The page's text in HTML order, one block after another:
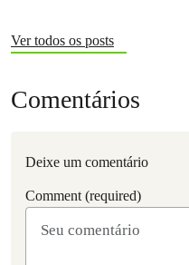
Ver todos os posts
Comentários
Deixe um comentário
Comment (required)